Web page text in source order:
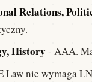
Relations,
History - AAA.
Law nie wymaga